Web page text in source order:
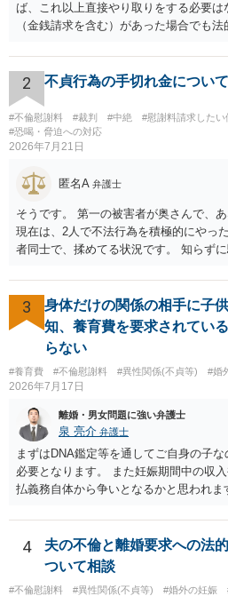
ば、これ以上直接やり取りをする必要
（金銭請求を含む）があった場合でも
いのであれば、基本的にはご自身で対
れ以上の要求を回避するためには、合意
す。 特に重要な点としては、合意事項
確認する条項（清算条項）をきちんと盛
を払うにしても、紛争が蒸し返されない
交わすようにしてください。
2 不貞行為の手切れ金について
#不倫慰謝料 #裁判 #中絶 #慰謝料請求したい
#恐喝・脅迫への対応
2026年7月21日
匿名A 弁護士
そうです。 第一の被害者が奥さんで、
現在は、2人で不法行為を積極的にやっ
者同士で、揉めてる状況です。 知らず
というだけですから。
3
身体だけの関係の相手に子
知、養育費を要求されてい
らない
#養育費 #不倫慰謝料 #異性関係(不貞等) #婚
2026年7月17日
離婚・男女問題に強い弁護士
泉 亮介 弁護士
まずはDNA鑑定等を通してご自身の子
必要となります。 また妊娠期間中の収
払義務自体から争いとなるかと思われ
相手に弁護士がついているということ
かは別として一度ご自身も個別に弁護
しょう。
4
夫の不倫と離婚要求への法
ついて相談
#不倫慰謝料 #異性関係(不貞等) #婚外の妊娠